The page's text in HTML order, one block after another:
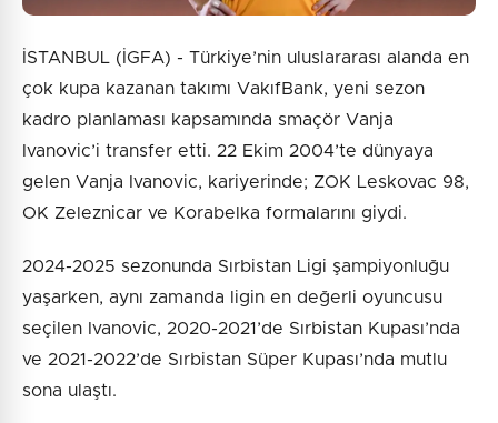
İSTANBUL (İGFA) - Türkiye’nin uluslararası alanda en
çok kupa kazanan takımı VakıfBank, yeni sezon
kadro planlaması kapsamında smaçör Vanja
Ivanovic’i transfer etti. 22 Ekim 2004’te dünyaya
gelen Vanja Ivanovic, kariyerinde; ZOK Leskovac 98,
OK Zeleznicar ve Korabelka formalarını giydi.
2024-2025 sezonunda Sırbistan Ligi şampiyonluğu
yaşarken, aynı zamanda ligin en değerli oyuncusu
seçilen Ivanovic, 2020-2021’de Sırbistan Kupası’nda
ve 2021-2022’de Sırbistan Süper Kupası’nda mutlu
sona ulaştı.